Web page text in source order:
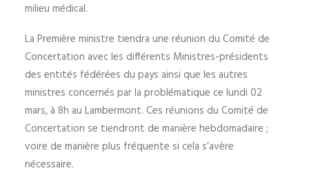
milieu médical.
La Première ministre tiendra une réunion du Comité de
Concertation avec les différents Ministres-présidents
des entités fédérées du pays ainsi que les autres
ministres concernés par la problématique ce lundi 02
mars, à 8h au Lambermont. Ces réunions du Comité de
Concertation se tiendront de manière hebdomadaire ;
voire de manière plus fréquente si cela s’avère
nécessaire.